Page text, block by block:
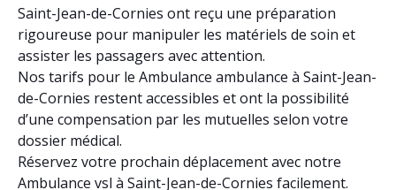
Saint-Jean-de-Cornies ont reçu une préparation
rigoureuse pour manipuler les matériels de soin et
assister les passagers avec attention.
Nos tarifs pour le Ambulance ambulance à Saint-Jean-
de-Cornies restent accessibles et ont la possibilité
d’une compensation par les mutuelles selon votre
dossier médical.
Réservez votre prochain déplacement avec notre
Ambulance vsl à Saint-Jean-de-Cornies facilement.